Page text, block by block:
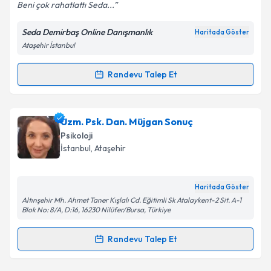
Kişisel verilerimin işlenmesine ilişkin
Metni'ni okudum ve kişisel verilerimin belirtilen
kapsamda işlenmesini kabul ediyorum.
Beni çok rahatlattı Seda...
Seda Demirbaş Online Danışmanlık Haritada Göster
Ataşehir İstanbul
Randevu Talep Et
Randevu Takvimi Talebi
Klinik Psikolog Seda Demirbaşiçin randevu takvimi
talebi oluşturun. Size bu uzmandan randevu almanız
için bir takvim hazırlandığında e-posta ile
bilgilendireceğiz.
Kişisel verilerimin işlenmesine ilişkin
Metni'ni okudum ve kişisel verilerimin belirtilen
Uzm. Psk. Dan. Müjgan Sonuç
Psikoloji
İstanbul, Ataşehir
Haritada Göster
Altınşehir Mh. Ahmet Taner Kışlalı Cd. Eğitimli Sk Atalaykent-2 Sit. A-1
Blok No: 8/A, D:16, 16230 Nilüfer/Bursa, Türkiye
Randevu Talep Et
Randevu Takvimi Talebi